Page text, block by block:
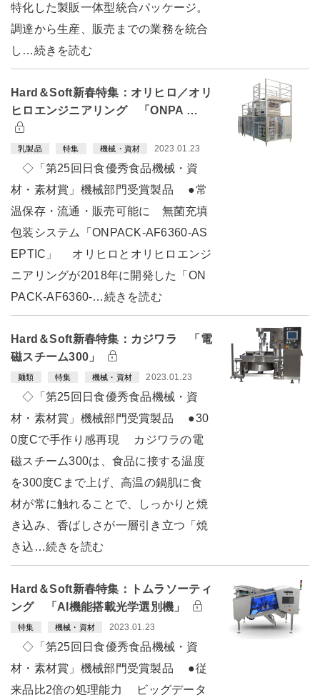
特化した製販一体型統合パッケージ。
調達から生産、販売までの業務を統合
し…続きを読む
Hard＆Soft新春特集：オリヒロ／オリ
ヒロエンジニアリング 「ONPA …
乳製品 特集 機械・資材 2023.01.23
◇「第25回日食優秀食品機械・資
材・素材賞」機械部門受賞製品 ●常
温保存・流通・販売可能に 無菌充填
包装システム「ONPACK-AF6360-AS
EPTIC」 オリヒロとオリヒロエンジ
ニアリングが2018年に開発した「ON
PACK-AF6360-…続きを読む
Hard＆Soft新春特集：カジワラ 「電
磁スチーム300」
麺類 特集 機械・資材 2023.01.23
◇「第25回日食優秀食品機械・資
材・素材賞」機械部門受賞製品 ●30
0度Cで手作り感再現 カジワラの電
磁スチーム300は、食品に接する温度
を300度Cまで上げ、高温の鍋肌に食
材が常に触れることで、しっかりと焼
き込み、香ばしさが一層引き立つ「焼
き込…続きを読む
Hard＆Soft新春特集：トムラソーティ
ング 「AI機能搭載光学選別機」
特集 機械・資材 2023.01.23
◇「第25回日食優秀食品機械・資
材・素材賞」機械部門受賞製品 ●従
来品比2倍の処理能力 ビッグデータ